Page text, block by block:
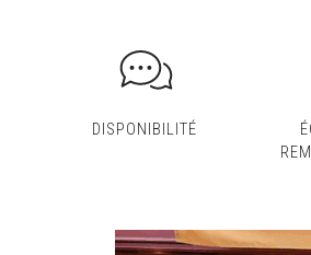
DISPONIBILITÉ